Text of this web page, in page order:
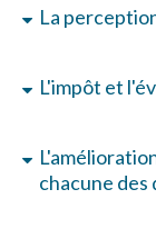
La
L'impôt et
chacune des